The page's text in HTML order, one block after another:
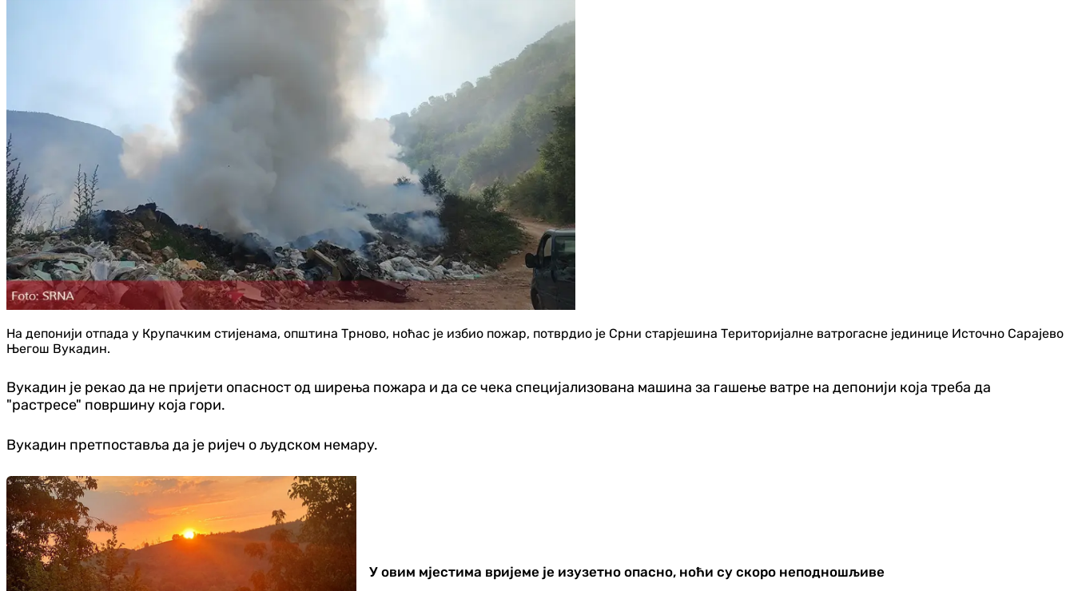
На депонији отпада у Крупачким стијенама, општина Трново, ноћас је избио пожар, потврдио је Срни старјешина Територијалне ватрогасне јединице Источно Сарајево
Његош Вукадин.
Вукадин је рекао да не пријети опасност од ширења пожара и да се чека специјализована машина за гашење ватре на депонији која треба да
"растресе" површину која гори.
Вукадин претпоставља да је ријеч о људском немару.
У овим мјестима вријеме је изузетно опасно, ноћи су скоро неподношљиве